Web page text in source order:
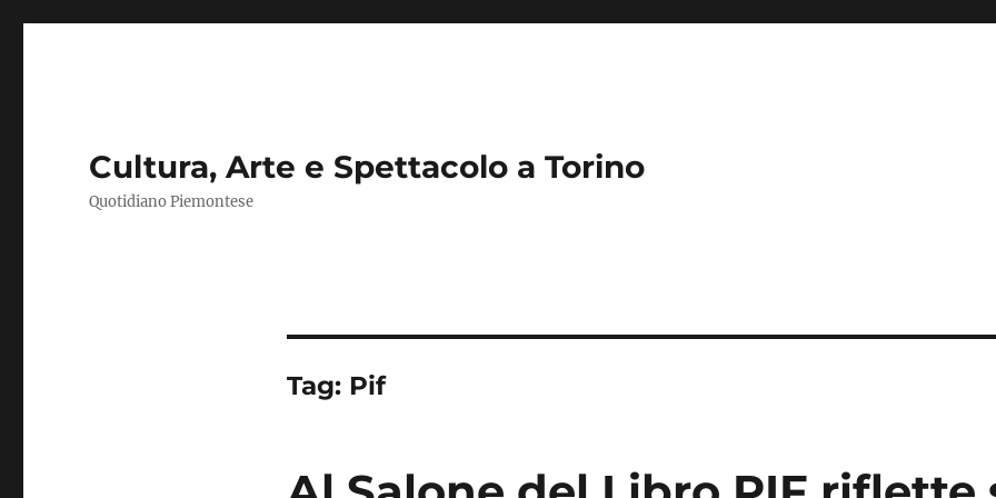
Cultura, Arte e Spettacolo a Torino
Quotidiano Piemontese
Tag: Pif